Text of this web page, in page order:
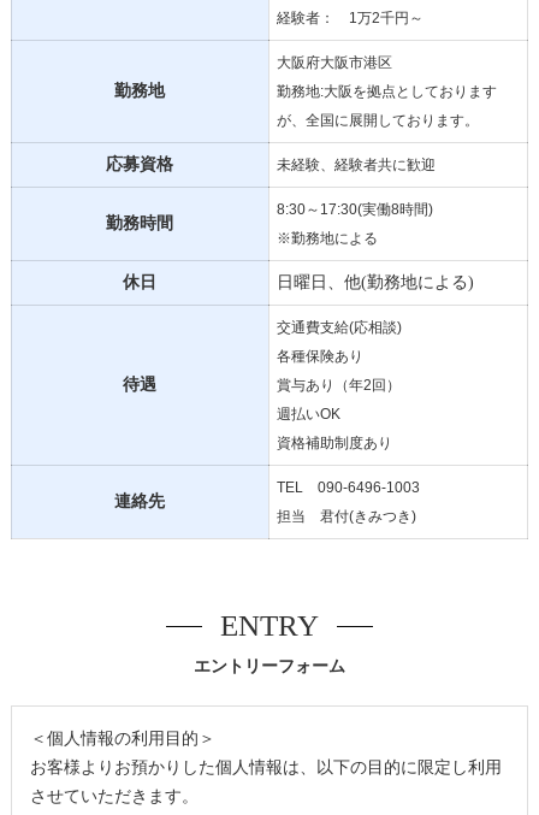
経験者： 1万2千円～
勤務地
大阪府大阪市港区
勤務地:大阪を拠点としております
が、全国に展開しております。
応募資格 未経験、経験者共に歓迎
勤務時間
8:30～17:30(実働8時間)
※勤務地による
休日 日曜日、他(勤務地による)
待遇
交通費支給(応相談)
各種保険あり
賞与あり（年2回）
週払いOK
資格補助制度あり
連絡先
TEL 090-6496-1003
担当 君付(きみつき)
エントリーフォーム
ENTRY
＜個人情報の利用目的＞
お客様よりお預かりした個人情報は、以下の目的に限定し利用
させていただきます。